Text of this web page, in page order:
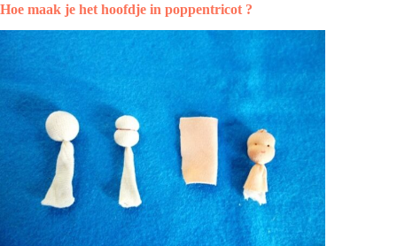
Hoe maak je het hoofdje in poppentricot ?